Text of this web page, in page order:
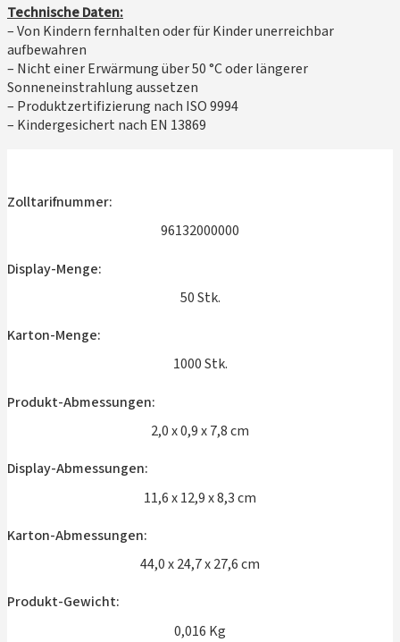
Technische Daten:
– Von Kindern fernhalten oder für Kinder unerreichbar
aufbewahren
– Nicht einer Erwärmung über 50 °C oder längerer
Sonneneinstrahlung aussetzen
– Produktzertifizierung nach ISO 9994
– Kindergesichert nach EN 13869
Zolltarifnummer:
96132000000
Display-Menge:
50 Stk.
Karton-Menge:
1000 Stk.
Produkt-Abmessungen:
2,0 x 0,9 x 7,8 cm
Display-Abmessungen:
11,6 x 12,9 x 8,3 cm
Karton-Abmessungen:
44,0 x 24,7 x 27,6 cm
Produkt-Gewicht:
0,016 Kg